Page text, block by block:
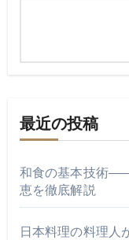
最近の投稿
和食の基本技術
恵を徹底解説
日本料理の料理